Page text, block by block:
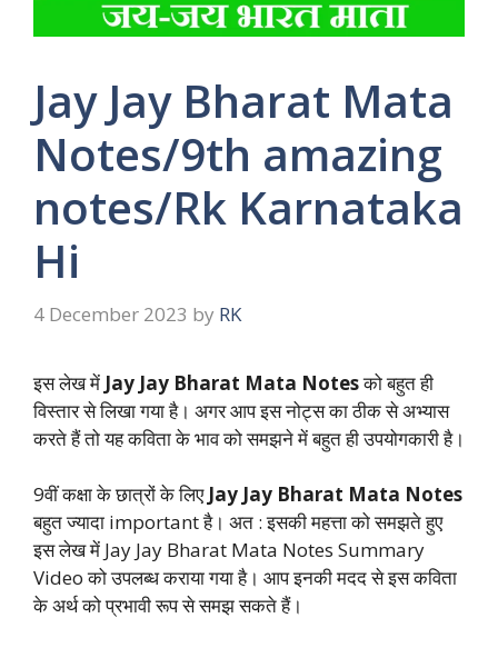
Jay Jay Bharat Mata
Notes/9th amazing
notes/Rk Karnataka
Hi
4 December 2023 by RK
इस लेख में Jay Jay Bharat Mata Notesको बहुत ही
विस्तार से लिखा गया है। अगर आप इस नोट्स का ठीक से अभ्यास
करते हैं तो यह कविता के भाव को समझने में बहुत ही उपयोगकारी है।
9वीं कक्षा के छात्रों के लिए Jay Jay Bharat Mata Notes
बहुत ज्यादा important है। अत : इसकी महत्ता को समझते हुए
इस लेख में Jay Jay Bharat Mata Notes Summary
Video को उपलब्ध कराया गया है। आप इनकी मदद से इस कविता
के अर्थ को प्रभावी रूप से समझ सकते हैं।